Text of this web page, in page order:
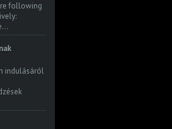
following
indulásáról